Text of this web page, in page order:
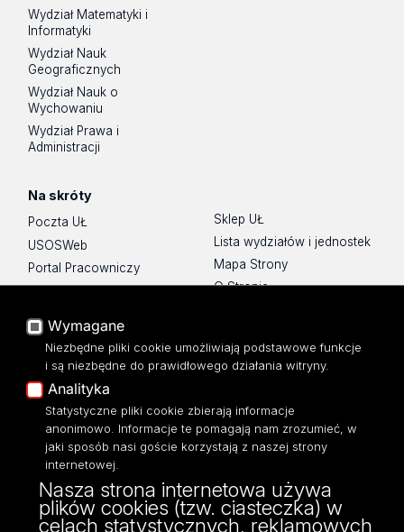
Wydział Matematyki i
Informatyki
Wydział Nauk
Geograficznych
Wydział Nauk o
Wychowaniu
Wydział Prawa i
Administracji
Na skróty
Poczta UŁ
USOSWeb
Portal Pracowniczy
Baza Aktów Własnych
Moodle
Eksperci UŁ
Polityka Prywatności
Dostępność
Sklep UŁ
Lista wydziałów i jednostek
Mapa Strony
O Stronie
ul. Narutowicza 68, 90-136 Łódź
NIP: 724 000 32 43
Adres do doręczeń elektronicznych (ADE):
Wymagane
Niezbędne pliki cookie umożliwiają podstawowe funkcje
i są niezbędne do prawidłowego działania witryny.
Analityka
Statystyczne pliki cookie zbierają informacje
anonimowo. Informacje te pomagają nam zrozumieć, w
jaki sposób nasi goście korzystają z naszej strony
internetowej.
Nasza strona internetowa używa
plików cookies (tzw. ciasteczka) w
celach statystycznych, reklamowych